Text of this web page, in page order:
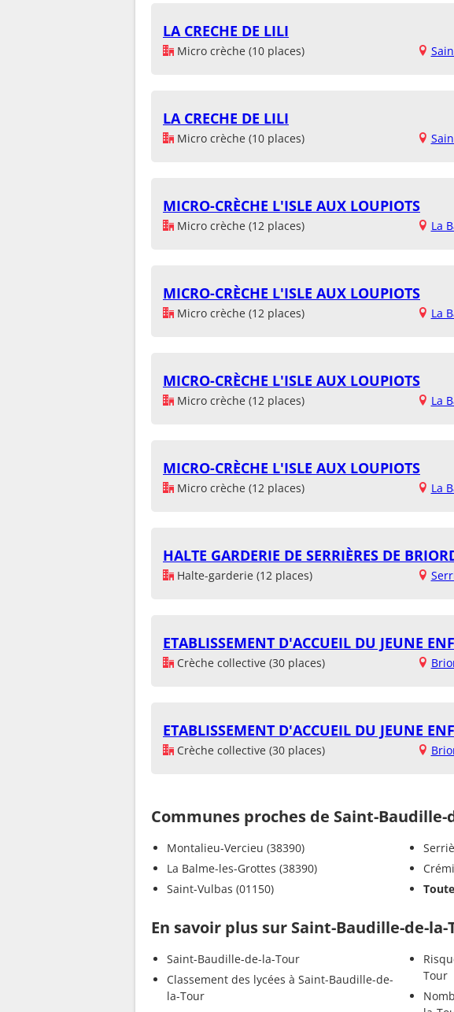
LA CRECHE DE LILI
Micro crèche (10 places)
LA CRECHE DE LILI
Micro crèche (10 places)
MICRO-CRÈCHE L'ISLE AUX LOUPIOTS
Micro crèche (12 places) La
MICRO-CRÈCHE L'ISLE AUX LOUPIOTS
Micro crèche (12 places) La
MICRO-CRÈCHE L'ISLE AUX LOUPIOTS
Micro crèche (12 places) La
MICRO-CRÈCHE L'ISLE AUX LOUPIOTS
Micro crèche (12 places) La
HALTE GARDERIE DE SERRIÈRES DE
Halte-garderie (12 places)
ETABLISSEMENT D'ACCUEIL DU JEUNE
Crèche collective (30 places)
ETABLISSEMENT D'ACCUEIL DU JEUNE
Crèche collective (30 places)
Communes proches de Saint-Baudille-
Montalieu-Vercieu (38390)
La Balme-les-Grottes (38390)
Saint-Vulbas (01150)
En savoir plus sur Saint-Baudille-de-la-
Saint-Baudille-de-la-Tour
Classement des lycées à Saint-Baudille-de-
la-Tour
Tour